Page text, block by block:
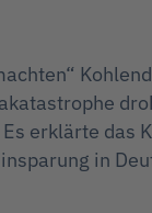
erklärte das
in